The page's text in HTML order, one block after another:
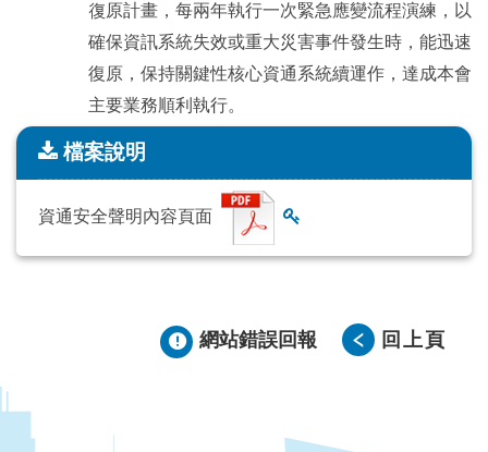
復原計畫，每兩年執行一次緊急應變流程演練，以
確保資訊系統失效或重大災害事件發生時，能迅速
復原，保持關鍵性核心資通系統續運作，達成本會
主要業務順利執行。
檔案說明
檔案說明
資通安全聲明內容頁面
網站錯誤回報 回上頁